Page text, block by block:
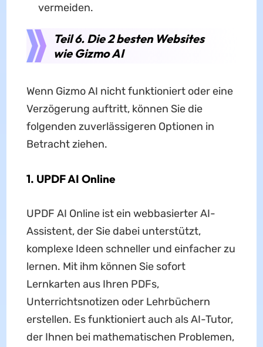
vermeiden.
Teil 6. Die 2 besten Websites
wie Gizmo AI
Wenn Gizmo AI nicht funktioniert oder eine
Verzögerung auftritt, können Sie die
folgenden zuverlässigeren Optionen in
Betracht ziehen.
1. UPDF AI Online
UPDF AI Online ist ein webbasierter AI-
Assistent, der Sie dabei unterstützt,
komplexe Ideen schneller und einfacher zu
lernen. Mit ihm können Sie sofort
Lernkarten aus Ihren PDFs,
Unterrichtsnotizen oder Lehrbüchern
erstellen. Es funktioniert auch als AI-Tutor,
der Ihnen bei mathematischen Problemen,